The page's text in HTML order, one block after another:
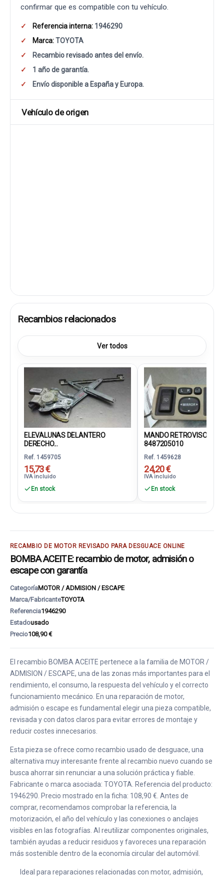
confirmar que es compatible con tu vehículo.
Referencia interna: 1946290
Marca:TOYOTA
Recambio revisado antes del envío.
1 año de garantía.
Envío disponible a España y Europa.
Vehículo de origen
Recambios relacionados
Ver todos
ELEVALUNAS DELANTERO
DERECHO...
Ref. 1459705
15,73 €
IVA incluido
En stock
MANDO RETROVISOR
8487205010
Ref. 1459628
24,20 €
IVA incluido
En stock
RECAMBIO DE MOTOR REVISADO PARA DESGUACE ONLINE
BOMBA ACEITE: recambio de motor, admisión o
escape con garantía
CategoríaMOTOR / ADMISION / ESCAPE
Marca/FabricanteTOYOTA
Referencia1946290
Estadousado
Precio108,90 €
El recambio BOMBA ACEITE pertenece a la familia de MOTOR /
ADMISION / ESCAPE, una de las zonas más importantes para el
rendimiento, el consumo, la respuesta del vehículo y el correcto
funcionamiento mecánico. En una reparación de motor,
admisión o escape es fundamental elegir una pieza compatible,
revisada y con datos claros para evitar errores de montaje y
reducir costes innecesarios.
Esta pieza se ofrece como recambio usado de desguace, una
alternativa muy interesante frente al recambio nuevo cuando se
busca ahorrar sin renunciar a una solución práctica y fiable.
Fabricante o marca asociada: TOYOTA. Referencia del producto:
1946290. Precio mostrado en la ficha: 108,90 €. Antes de
comprar, recomendamos comprobar la referencia, la
motorización, el año del vehículo y las conexiones o anclajes
visibles en las fotografías. Al reutilizar componentes originales,
también ayudas a reducir residuos y favoreces una reparación
más sostenible dentro de la economía circular del automóvil.
Ideal para reparaciones relacionadas con motor, admisión,